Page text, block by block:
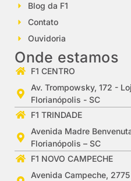
Blog da F1
Contato
Ouvidoria
Onde estamos
F1 CENTRO
Av. Trompowsky, 172 -
Florianópolis - SC
F1 TRINDADE
Avenida Madre
Florianópolis – SC
F1 NOVO CAMPECHE
Avenida Campeche,